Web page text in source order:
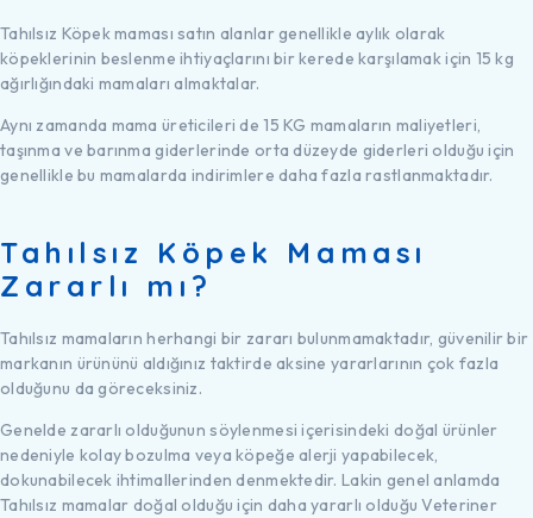
Tahılsız Köpek maması satın alanlar genellikle aylık olarak
köpeklerinin beslenme ihtiyaçlarını bir kerede karşılamak için 15 kg
ağırlığındaki mamaları almaktalar.
Aynı zamanda mama üreticileri de 15 KG mamaların maliyetleri,
taşınma ve barınma giderlerinde orta düzeyde giderleri olduğu için
genellikle bu mamalarda indirimlere daha fazla rastlanmaktadır.
Tahılsız Köpek Maması
Zararlı mı?
Tahılsız mamaların herhangi bir zararı bulunmamaktadır, güvenilir bir
markanın ürününü aldığınız taktirde aksine yararlarının çok fazla
olduğunu da göreceksiniz.
Genelde zararlı olduğunun söylenmesi içerisindeki doğal ürünler
nedeniyle kolay bozulma veya köpeğe alerji yapabilecek,
dokunabilecek ihtimallerinden denmektedir. Lakin genel anlamda
Tahılsız mamalar doğal olduğu için daha yararlı olduğu Veteriner